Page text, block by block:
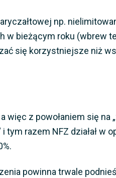
np.
w bieżącym roku (wbrew
się korzystniejsze niż
więc z powołaniem się na
tym razem NFZ działał w
powinna trwale